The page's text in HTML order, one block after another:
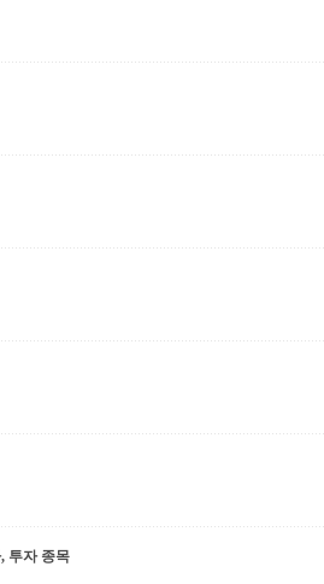
투자 종목